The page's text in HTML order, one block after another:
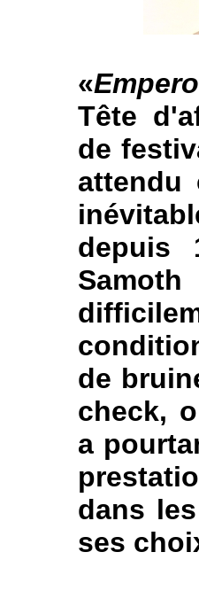
«
Tête
de
attendu
depuis
de
check,
a
dans
ses